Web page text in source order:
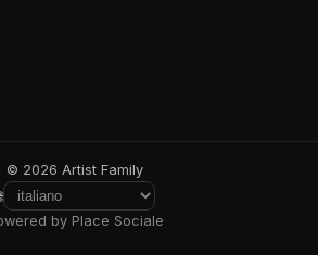
© 2026 Artist Family
by Place Sociale